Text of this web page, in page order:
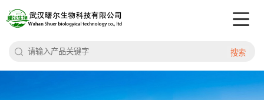
搜索